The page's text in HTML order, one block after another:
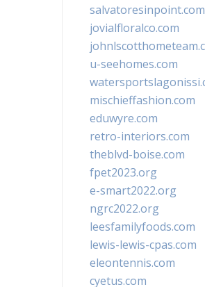
salvatoresinpoint.com
jovialfloralco.com
u-seehomes.com
mischieffashion.com
eduwyre.com
retro-interiors.com
theblvd-boise.com
fpet2023.org
e-smart2022.org
ngrc2022.org
leesfamilyfoods.com
lewis-lewis-cpas.com
eleontennis.com
cyetus.com